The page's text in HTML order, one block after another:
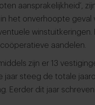
aansprakelijkheid’,
het onverhoopte geval
winstuitkeringen.
aandelen.
zijn er 13
steeg de totale
Eerder dit jaar